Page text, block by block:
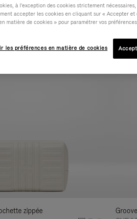
Affiner
résultats
COLLECTION
zippée
à l'exception des cookies strictement
accepter les cookies en cliquant sur « Accepter
matière de cookies » pour paramétrer vos
les préférences en matière de cookies